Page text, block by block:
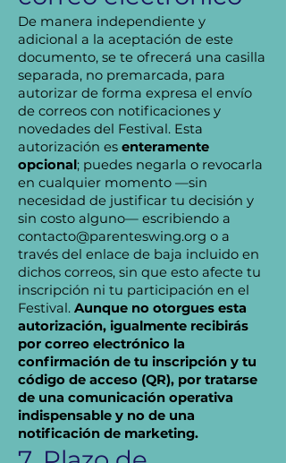
De manera independiente y
adicional a la aceptación de este
documento, se te ofrecerá una casilla
separada, no premarcada, para
autorizar de forma expresa el envío
de correos con notificaciones y
novedades del Festival. Esta
autorización es enteramente
opcional; puedes negarla o revocarla
en cualquier momento —sin
necesidad de justificar tu decisión y
sin costo alguno— escribiendo a
contacto@parenteswing.org o a
través del enlace de baja incluido en
dichos correos, sin que esto afecte tu
inscripción ni tu participación en el
Festival. Aunque no otorgues esta
autorización, igualmente recibirás
por correo electrónico la
confirmación de tu inscripción y tu
código de acceso (QR), por tratarse
de una comunicación operativa
indispensable y no de una
notificación de marketing.